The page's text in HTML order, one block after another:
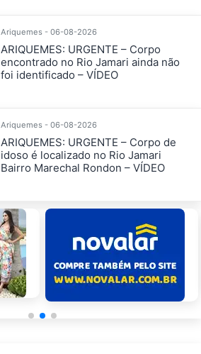
Ariquemes - 06-08-2026
ARIQUEMES: URGENTE – Corpo
encontrado no Rio Jamari ainda não
foi identificado – VÍDEO
Ariquemes - 06-08-2026
ARIQUEMES: URGENTE – Corpo de
idoso é localizado no Rio Jamari
Bairro Marechal Rondon – VÍDEO